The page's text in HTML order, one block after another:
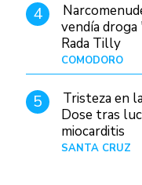
4
vendía
Rada Tilly
COMODORO
5
Tristeza en
Dose tras
miocarditis
SANTA CRUZ